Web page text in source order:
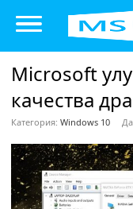
Microsoft
качества
Категория: Windows 10